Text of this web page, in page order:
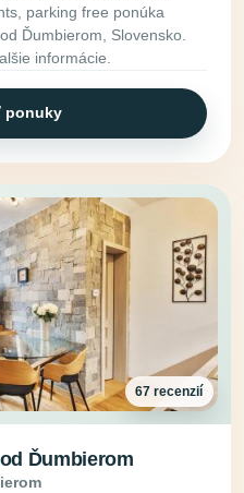
parking free ponúka
Ďumbierom, Slovensko.
informácie.
ponuky
67 recenzií
Ďumbierom